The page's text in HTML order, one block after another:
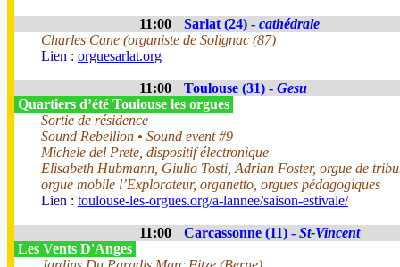
11:00 Sarlat (24) - cathédrale
Charles Cane (organiste de Solignac (87)
Lien : orguesarlat.org
11:00 Toulouse (31) - Gesu
Quartiers d’été Toulouse les orgues
Sortie de résidence
Sound Rebellion • Sound event #9
Michele del Prete, dispositif électronique
Elisabeth Hubmann, Giulio Tosti, Adrian Foster, orgue de
orgue mobile l’Explorateur, organetto, orgues pédagogiques
Lien : toulouse-les-orgues.org/a-lannee/saison-estivale/
11:00 Carcassonne (11) - St-Vincent
Les Vents D'Anges